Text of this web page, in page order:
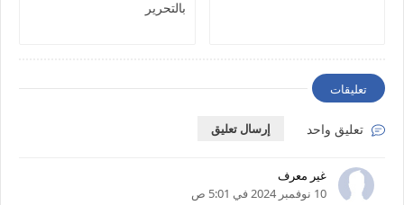
بالتحرير
تعليقات
تعليق واحد إرسال تعليق
غير معرف
10 نوفمبر 2024 في 5:01 ص